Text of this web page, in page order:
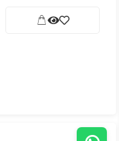
Tavat Storm SC222 Col
BCH-SB